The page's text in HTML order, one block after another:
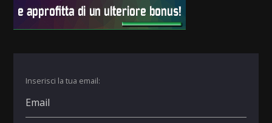
Inserisci la tua email: